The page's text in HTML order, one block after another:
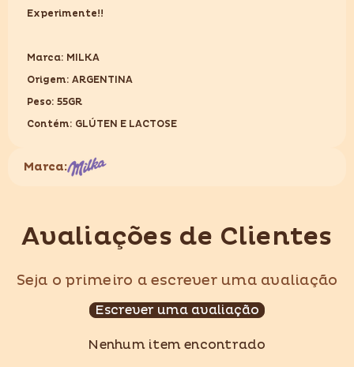
Experimente!!
Marca: MILKA
Origem: ARGENTINA
Peso: 55GR
Contém: GLÚTEN E LACTOSE
Marca:
Avaliações de Clientes
Seja o primeiro a escrever uma avaliação
Escrever uma avaliação
Nenhum item encontrado